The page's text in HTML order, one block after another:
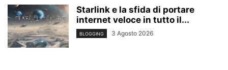
Starlink e la sfida di portare
internet veloce in tutto il...
BLOGGING 3 Agosto 2026